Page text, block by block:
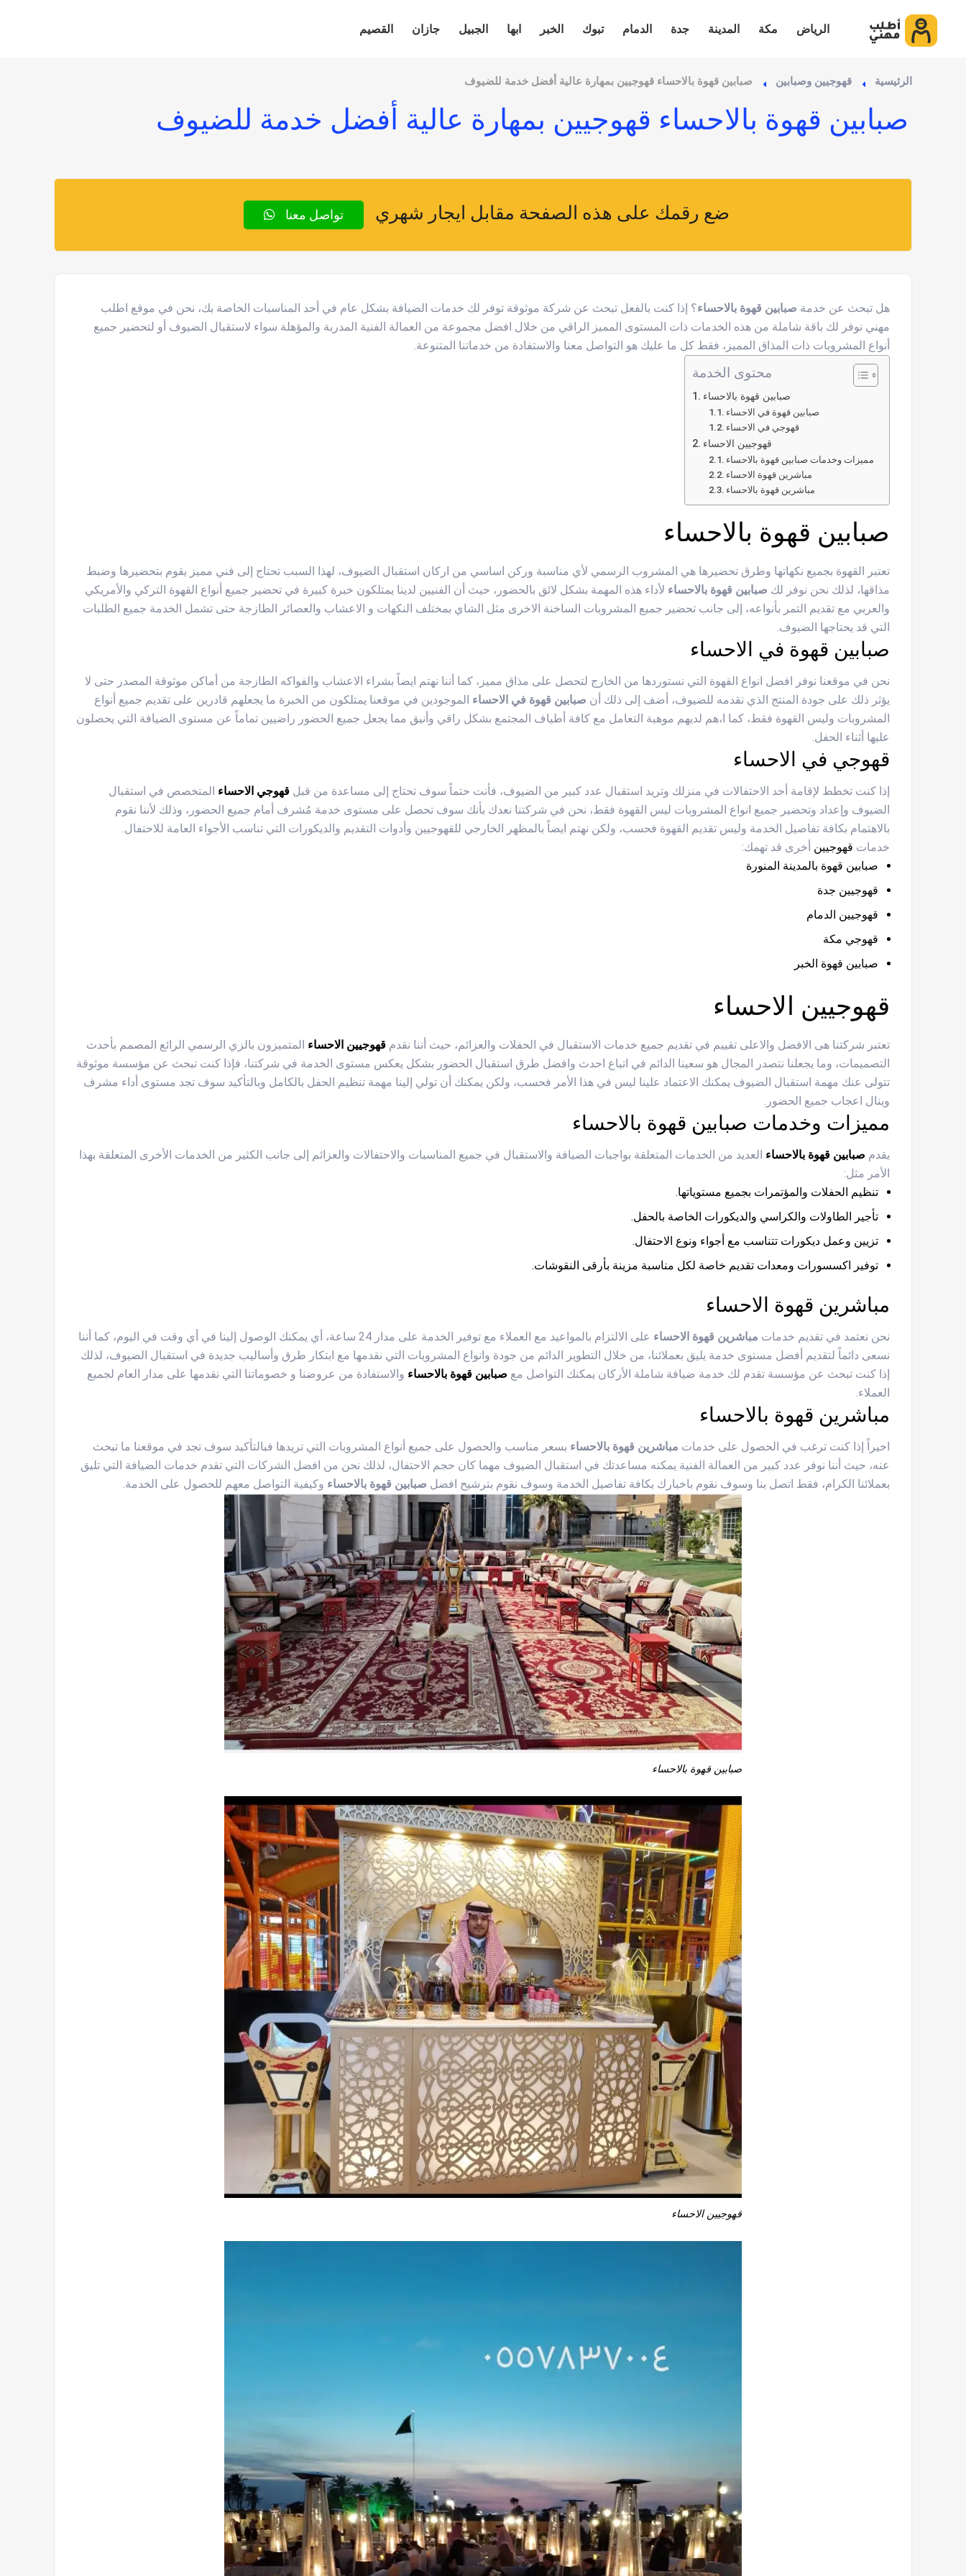
الرياض مكة المدينة جدة الدمام تبوك الخبر ابها الجبيل جازان القصيم
الرئيسية قهوجيين وصبابين صبابين قهوة بالاحساء قهوجيين بمهارة عالية أفضل خدمة للضيوف
صبابين قهوة بالاحساء قهوجيين بمهارة عالية أفضل خدمة للضيوف
ضع رقمك على هذه الصفحة مقابل ايجار شهري تواصل معنا
هل تبحث عن خدمة صبابين قهوة بالاحساء؟ إذا كنت بالفعل تبحث عن شركة موثوقة توفر لك خدمات الضيافة بشكل عام في أحد المناسبات الخاصة بك، نحن في موقع اطلب
مهني نوفر لك باقة شاملة من هذه الخدمات ذات المستوى المميز الراقي من خلال افضل مجموعة من العمالة الفنية المدربة والمؤهلة سواء لاستقبال الضيوف أو لتحضير جميع
أنواع المشروبات ذات المذاق المميز، فقط كل ما عليك هو التواصل معنا والاستفادة من خدماتنا المتنوعة.
محتوى الخدمة
صبابين قهوة بالاحساء
صبابين قهوة في الاحساء
قهوجي في الاحساء
قهوجيين الاحساء
مميزات وخدمات صبابين قهوة بالاحساء
مباشرين قهوة الاحساء
مباشرين قهوة بالاحساء
صبابين قهوة بالاحساء
تعتبر القهوة بجميع نكهاتها وطرق تحضيرها هي المشروب الرسمي لأي مناسبة وركن اساسي من اركان استقبال الضيوف، لهذا السبب تحتاج إلى فني مميز يقوم بتحضيرها وضبط
مذاقها، لذلك نحن نوفر لك صبابين قهوة بالاحساء لأداء هذه المهمة بشكل لائق بالحضور، حيث أن الفنيين لدينا يمتلكون خبرة كبيرة في تحضير جميع أنواع القهوة التركي والأمريكي
والعربي مع تقديم التمر بأنواعه، إلى جانب تحضير جميع المشروبات الساخنة الاخرى مثل الشاي بمختلف النكهات و الاعشاب والعصائر الطازجة حتى تشمل الخدمة جميع الطلبات
التي قد يحتاجها الضيوف.
صبابين قهوة في الاحساء
نحن في موقعنا نوفر افضل انواع القهوة التي نستوردها من الخارج لتحصل على مذاق مميز، كما أننا نهتم ايضاً بشراء الاعشاب والفواكه الطازجة من أماكن موثوقة المصدر حتى لا
يؤثر ذلك على جودة المنتج الذي نقدمه للضيوف، أضف إلى ذلك أن صبابين قهوة في الاحساء الموجودين في موقعنا يمتلكون من الخبرة ما يجعلهم قادرين على تقديم جميع أنواع
المشروبات وليس القهوة فقط، كما ا،هم لديهم موهبة التعامل مع كافة أطياف المجتمع بشكل راقي وأنيق مما يجعل جميع الحضور راضيين تماماً عن مستوى الضيافة التي يحصلون
عليها أثناء الحفل.
قهوجي في الاحساء
إذا كنت تخطط لإقامة أحد الاحتفالات في منزلك وتريد استقبال عدد كبير من الضيوف، فأنت حتماً سوف تحتاج إلى مساعدة من قبل قهوجي الاحساء المتخصص في استقبال
الضيوف وإعداد وتحضير جميع انواع المشروبات ليس القهوة فقط، نحن في شركتنا نعدك بأنك سوف تحصل على مستوى خدمة مُشرف أمام جميع الحضور، وذلك لأننا نقوم
بالاهتمام بكافة تفاصيل الخدمة وليس تقديم القهوة فحسب، ولكن نهتم ايضاً بالمظهر الخارجي للقهوجيين وأدوات التقديم والديكورات التي تناسب الأجواء العامة للاحتفال.
خدمات قهوجيين أخرى قد تهمك:
صبابين قهوة بالمدينة المنورة
قهوجيين جدة
قهوجيين الدمام
قهوجي مكة
صبابين قهوة الخبر
قهوجيين الاحساء
تعتبر شركتنا هى الافضل والاعلى تقييم في تقديم جميع خدمات الاستقبال في الحفلات والعزائم، حيث أننا نقدم قهوجيين الاحساء المتميزون بالزي الرسمي الرائع المصمم بأحدث
التصميمات، وما يجعلنا نتصدر المجال هو سعينا الدائم في اتباع احدث وافضل طرق استقبال الحضور بشكل يعكس مستوى الخدمة في شركتنا، فإذا كنت تبحث عن مؤسسة موثوقة
تتولى عنك مهمة استقبال الضيوف يمكنك الاعتماد علينا ليس في هذا الأمر فحسب، ولكن يمكنك أن تولي إلينا مهمة تنظيم الحفل بالكامل وبالتأكيد سوف تجد مستوى أداء مشرف
وينال اعجاب جميع الحضور.
مميزات وخدمات صبابين قهوة بالاحساء
يقدم صبابين قهوة بالاحساء العديد من الخدمات المتعلقة بواجبات الضيافة والاستقبال في جميع المناسبات والاحتفالات والعزائم إلى جانب الكثير من الخدمات الأخرى المتعلقة بهذا
الأمر مثل:
تنظيم الحفلات والمؤتمرات بجميع مستوياتها.
تأجير الطاولات والكراسي والديكورات الخاصة بالحفل.
تزيين وعمل ديكورات تتناسب مع أجواء ونوع الاحتفال.
توفير اكسسورات ومعدات تقديم خاصة لكل مناسبة مزينة بأرقى النقوشات.
مباشرين قهوة الاحساء
نحن نعتمد في تقديم خدمات مباشرين قهوة الاحساء
على الالتزام بالمواعيد مع العملاء مع توفير الخدمة على مدار 24 ساعة، أي يمكنك الوصول إلينا في أي وقت في اليوم، كما أننا
نسعى دائماً لتقديم أفضل مستوى خدمة يليق بعملائنا، من خلال التطوير الدائم من جودة وانواع المشروبات التي نقدمها مع ابتكار طرق وأساليب جديدة في استقبال الضيوف، لذلك
إذا كنت تبحث عن مؤسسة تقدم لك خدمة ضيافة شاملة الأركان يمكنك التواصل مع صبابين قهوة بالاحساء والاستفادة من عروضنا و خصوماتنا التي نقدمها على مدار العام لجميع
العملاء.
مباشرين قهوة بالاحساء
اخيراً إذا كنت ترغب في الحصول على خدمات مباشرين قهوة بالاحساء بسعر مناسب والحصول على جميع أنواع المشروبات التي تريدها فبالتأكيد سوف تجد في موقعنا ما تبحث
عنه، حيث أننا نوفر عدد كبير من العمالة الفنية يمكنه مساعدتك في استقبال الضيوف مهما كان حجم الاحتفال، لذلك نحن من افضل الشركات التي تقدم خدمات الضيافة التي تليق
بعملائنا الكرام، فقط اتصل بنا وسوف نقوم باخبارك بكافة تفاصيل الخدمة وسوف نقوم بترشيح افضل صبابين قهوة بالاحساء وكيفية التواصل معهم للحصول على الخدمة.
صبابين قهوة بالاحساء
قهوجيين الاحساء